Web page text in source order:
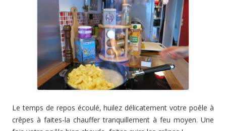
Le temps de repos écoulé, huilez délicatement votre poêle à
crêpes à faites-la chauffer tranquillement à feu moyen. Une